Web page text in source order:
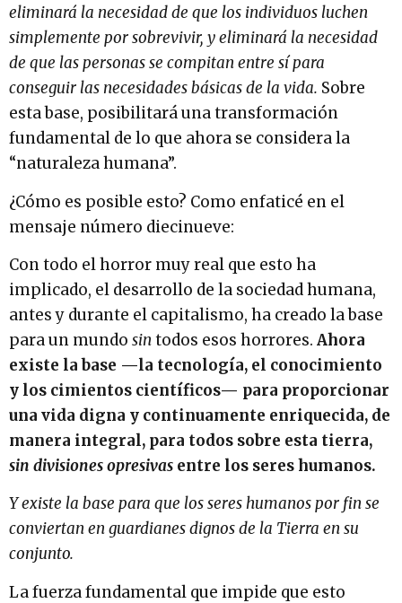
eliminará la necesidad de que los individuos luchen
simplemente por sobrevivir, y eliminará la necesidad
de que las personas se compitan entre sí para
conseguir las necesidades básicas de la vida. Sobre
esta base, posibilitará una transformación
fundamental de lo que ahora se considera la
“naturaleza humana”.
¿Cómo es posible esto? Como enfaticé en el
mensaje número diecinueve:
Con todo el horror muy real que esto ha
implicado, el desarrollo de la sociedad humana,
antes y durante el capitalismo, ha creado la base
para un mundo sintodos esos horrores. Ahora
existe la base —la tecnología, el conocimiento
y los cimientos científicos— para proporcionar
una vida digna y continuamente enriquecida, de
manera integral, para todos sobre esta tierra,
sin divisiones opresivas entre los seres humanos.
Y existe la base para que los seres humanos por fin se
conviertan en guardianes dignos de la Tierra en su
conjunto.
La fuerza fundamental que impide que esto